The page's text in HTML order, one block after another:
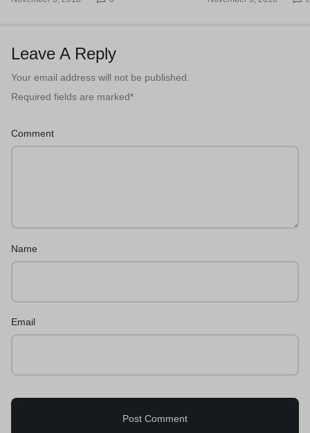
Leave A Reply
Your email address will not be published.
Required fields are marked*
Comment
Name
Email